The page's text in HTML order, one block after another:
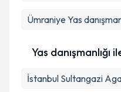
Ümraniye Yas
Yas danışmanlığı
İstanbul Sultangazi